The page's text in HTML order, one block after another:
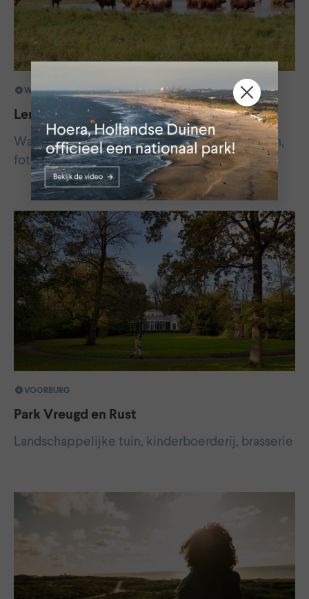
WASSENAAR
Lentevreugd
Wandelen, Schotse hooglanders, vogelspotten,
fotografie, natuureducatie
VOORBURG
Park Vreugd en Rust
Landschappelijke tuin, kinderboerderij, brasserie